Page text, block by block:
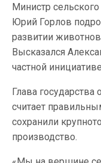
Министр
Юрий Горлов
развитии
Высказался
частной
Глава
считает
сохранили
производство.